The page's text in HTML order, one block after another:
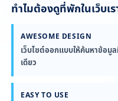
ทำไมต้องดูที่พักในเว็บเร
AWESOME DESIGN
เว็บไซต์ออกแบบให้ค้นหาข้อมู
เดียว
EASY TO USE